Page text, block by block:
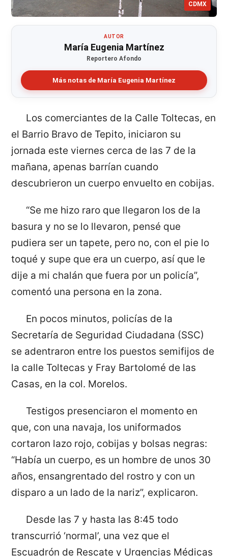
CDMX
AUTOR
María Eugenia Martínez
Reportero Afondo
Más notas de María Eugenia Martínez
Los comerciantes de la Calle Toltecas, en
el Barrio Bravo de Tepito, iniciaron su
jornada este viernes cerca de las 7 de la
mañana, apenas barrían cuando
descubrieron un cuerpo envuelto en cobijas.
“Se me hizo raro que llegaron los de la
basura y no se lo llevaron, pensé que
pudiera ser un tapete, pero no, con el pie lo
toqué y supe que era un cuerpo, así que le
dije a mi chalán que fuera por un policía”,
comentó una persona en la zona.
En pocos minutos, policías de la
Secretaría de Seguridad Ciudadana (SSC)
se adentraron entre los puestos semifijos de
la calle Toltecas y Fray Bartolomé de las
Casas, en la col. Morelos.
Testigos presenciaron el momento en
que, con una navaja, los uniformados
cortaron lazo rojo, cobijas y bolsas negras:
“Había un cuerpo, es un hombre de unos 30
años, ensangrentado del rostro y con un
disparo a un lado de la nariz”, explicaron.
Desde las 7 y hasta las 8:45 todo
transcurrió ‘normal’, una vez que el
Escuadrón de Rescate y Urgencias Médicas